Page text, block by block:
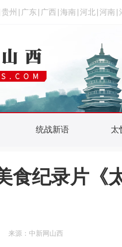
贵州 广东 广西 海南 河北 河南
统战新语 太
食纪录片《
来源：中新网山西